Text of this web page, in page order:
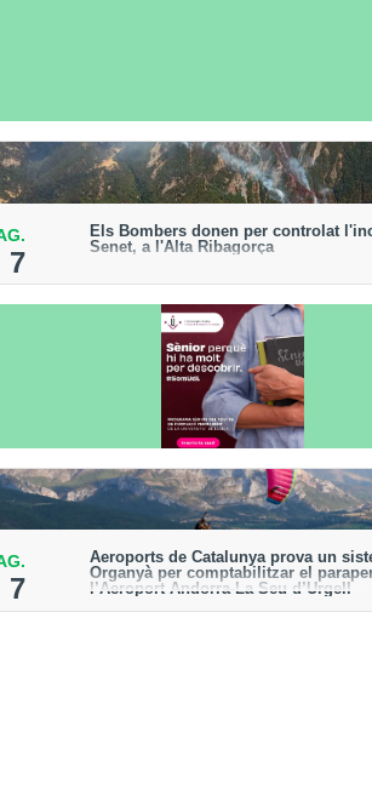
7
Els Bombers donen per controlat
Senet, a l'Alta Ribagorça
mitjans aeris per detectar possibles
7
Aeroports de Catalunya prova un
Organyà per comptabilitzar el
l’Aeroport Andorra-La Seu d’Urgell
El dispositiu geolocalitza els